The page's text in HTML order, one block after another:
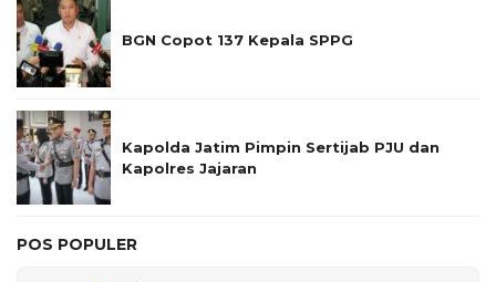
BGN Copot 137 Kepala SPPG
Kapolda Jatim Pimpin Sertijab PJU dan
Kapolres Jajaran
POS POPULER